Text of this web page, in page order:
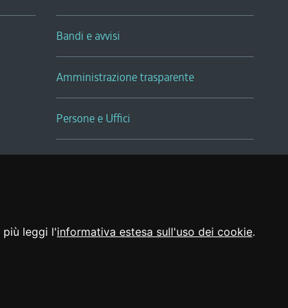
più leggi l'informativa estesa sull'uso dei cookie.
Bandi e avvisi
Amministrazione trasparente
Persone e Uffici
Sala Tiziano Tessitori
Realizzato da